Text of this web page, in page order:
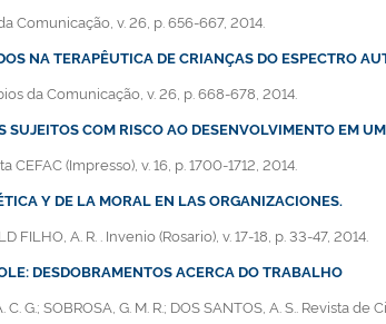
Comunicação, v. 26, p. 656-667, 2014.
NA TERAPÊUTICA DE CRIANÇAS DO ESPECTRO
da Comunicação, v. 26, p. 668-678, 2014.
SUJEITOS COM RISCO AO DESENVOLVIMENTO EM
CEFAC (Impresso), v. 16, p. 1700-1712, 2014.
Y DE LA MORAL EN LAS ORGANIZACIONES.
FILHO, A. R. . Invenio (Rosario), v. 17-18, p. 33-47, 2014.
DESDOBRAMENTOS ACERCA DO TRABALHO
C. G.; SOBROSA, G. M. R.; DOS SANTOS, A. S.. Revista